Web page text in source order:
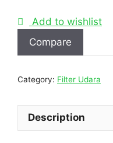
Add to wishlist
Compare
Category: Filter Udara
Description